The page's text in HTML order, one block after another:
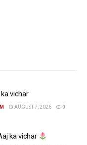
vichar
AUGUST 7, 2026 0
ka vichar